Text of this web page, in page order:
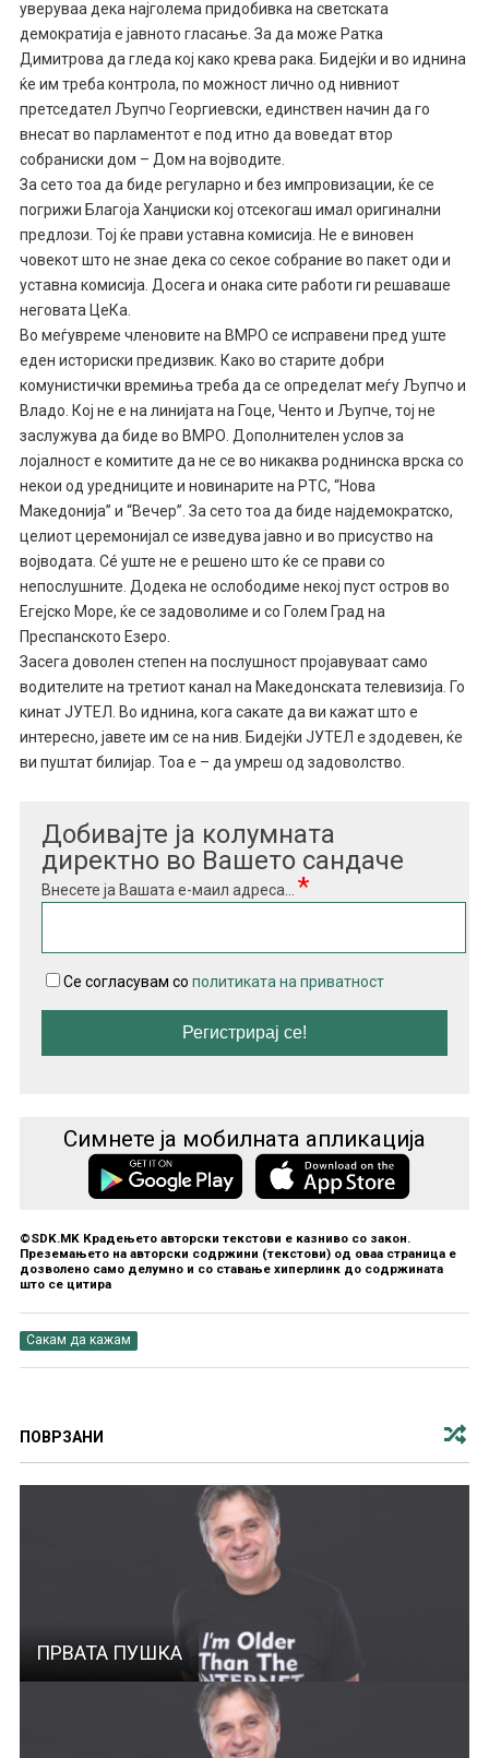
уверуваа дека најголема придобивка на светската
демократија е јавното гласање. За да може Ратка
Димитрова да гледа кој како крева рака. Бидејќи и во иднина
ќе им треба контрола, по можност лично од нивниот
претседател Љупчо Георгиевски, единствен начин да го
внесат во парламентот е под итно да воведат втор
собраниски дом – Дом на војводите.
За сето тоа да биде регуларно и без импровизации, ќе се
погрижи Благоја Ханџиски кој отсекогаш имал оригинални
предлози. Тој ќе прави уставна комисија. Не е виновен
човекот што не знае дека со секое собрание во пакет оди и
уставна комисија. Досега и онака сите работи ги решаваше
неговата ЦеКа.
Во меѓувреме членовите на ВМРО се исправени пред уште
еден историски предизвик. Како во старите добри
комунистички времиња треба да се определат меѓу Љупчо и
Владо. Кој не е на линијата на Гоце, Ченто и Љупче, тој не
заслужува да биде во ВМРО. Дополнителен услов за
лојалност е комитите да не се во никаква роднинска врска со
некои од уредниците и новинарите на РТС, “Нова
Македонија” и “Вечер”. За сето тоа да биде најдемократско,
целиот церемонијал се изведува јавно и во присуство на
војводата. Сé уште не е решено што ќе се прави со
непослушните. Додека не ослободиме некој пуст остров во
Егејско Море, ќе се задоволиме и со Голем Град на
Преспанското Езеро.
Засега доволен степен на послушност пројавуваат само
водителите на третиот канал на Македонската телевизија. Го
кинат ЈУТЕЛ. Во иднина, кога сакате да ви кажат што е
интересно, јавете им се на нив. Бидејќи ЈУТЕЛ е здодевен, ќе
ви пуштат билијар. Тоа е – да умреш од задоволство.
Добивајте ја колумната
директно во Вашето сандаче
Внесете ја Вашата е-маил адреса... *
Се согласувам со политиката на приватност
Симнете ја мобилната апликација
©SDK.MK Крадењето авторски текстови е казниво со закон.
Преземањето на авторски содржини (текстови) од оваа страница е
дозволено само делумно и со ставање хиперлинк до содржината
што се цитира
Сакам да кажам
ПОВРЗАНИ
ПРВАТА ПУШКА